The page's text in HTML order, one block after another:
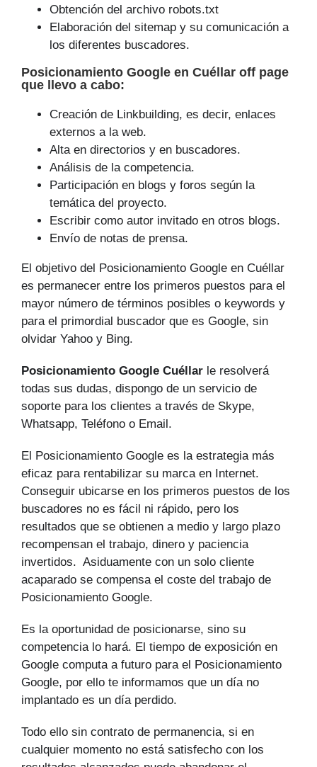
Obtención del archivo robots.txt
Elaboración del sitemap y su comunicación a
los diferentes buscadores.
Posicionamiento Google en Cuéllar off page
que
llevo a cabo:
Creación de Linkbuilding, es decir, enlaces
externos a la web.
Alta en directorios y en buscadores.
Análisis de la competencia.
Participación en blogs y foros según la
temática del proyecto.
Escribir como autor invitado en otros blogs.
Envío de notas de prensa.
El objetivo del Posicionamiento Google en Cuéllar
es permanecer entre los primeros puestos para el
mayor número de tér­minos posibles o keywords y
para el primordial buscador que es Google, sin
olvidar Yahoo y Bing.
Posicionamiento Google Cuéllar le resolverá
todas sus dudas, dispongo de un servicio de
soporte para los clientes a través de Skype,
Whatsapp, Teléfono o Email.
El Posicionamiento Google es la estrategia más
eficaz para rentabilizar su marca en Internet.
Conseguir ubicarse en los primeros puestos de los
buscadores no es fácil ni rápido, pero los
resultados que se obtienen a medio y largo plazo
recompensan el trabajo, dinero y paciencia
invertidos. Asiduamente con un solo cliente
acaparado se compensa el coste del trabajo de
Posicionamiento Google.
Es la oportunidad de posicionarse, sino su
competencia lo hará. El tiempo de exposición en
Google computa a futuro para el Posicionamiento
Google, por ello te informamos que un día no
implantado es un día perdido.
Todo ello sin contrato de permanencia, si en
cualquier momento no está satisfecho con los